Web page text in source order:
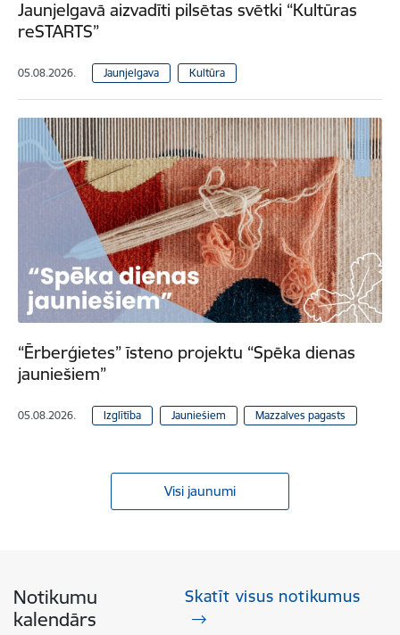
Jaunjelgavā aizvadīti pilsētas svētki “Kultūras
reSTARTS”
05.08.2026. Jaunjelgava Kultūra
“Ērberģietes” īsteno projektu “Spēka dienas
jauniešiem”
05.08.2026. Izglītība Jauniešiem Mazzalves pagasts
Visi jaunumi
Notikumu
kalendārs
Skatīt visus notikumus